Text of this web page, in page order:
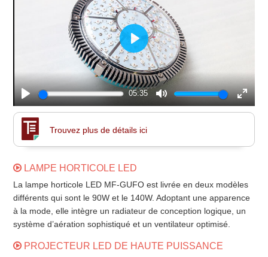
Play
05:35
Mute
Enter
Play
Trouvez plus de détails ici
LAMPE HORTICOLE LED
La lampe horticole LED MF-GUFO est livrée en deux modèles
différents qui sont le 90W et le 140W. Adoptant une apparence
à la mode, elle intègre un radiateur de conception logique, un
système d’aération sophistiqué et un ventilateur optimisé.
PROJECTEUR LED DE HAUTE PUISSANCE